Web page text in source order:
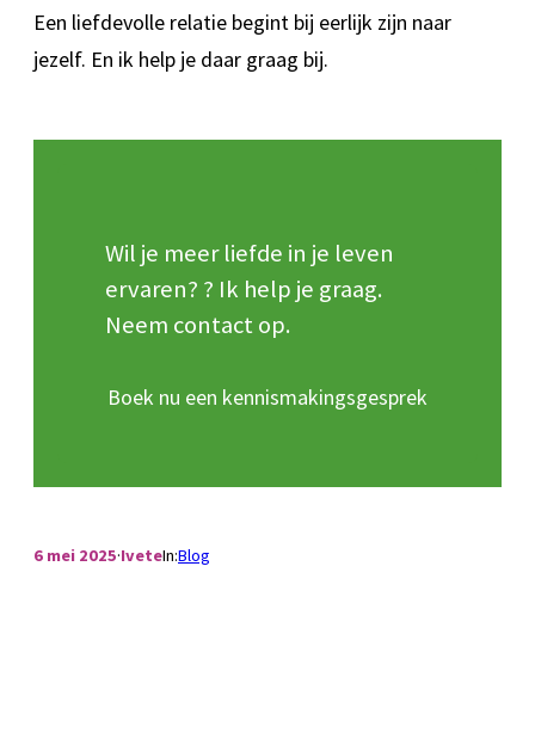
Een liefdevolle relatie begint bij eerlijk zijn naar
jezelf. En ik help je daar graag bij.
Wil je meer liefde in je leven
ervaren? ? Ik help je graag.
Neem contact op.
Boek nu een kennismakingsgesprek
6 mei 2025·IveteIn:Blog